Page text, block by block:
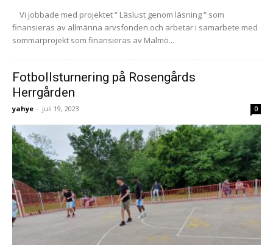
Vi jobbade med projektet “ Läslust genom läsning “ som
finansieras av allmänna arvsfonden och arbetar i samarbete med
sommarprojekt som finansieras av Malmö...
Fotbollsturnering på Rosengårds
Herrgården
yahye - juli 19, 2023 0